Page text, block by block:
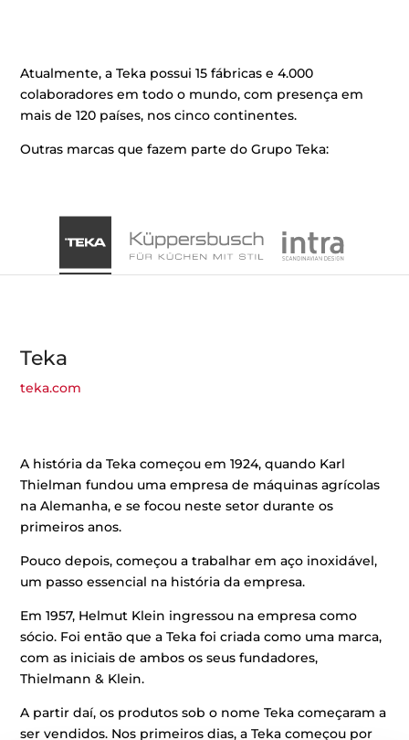
Atualmente, a Teka possui 15 fábricas e 4.000
colaboradores em todo o mundo, com presença em
mais de 120 países, nos cinco continentes.
Outras marcas que fazem parte do Grupo Teka:
Teka
teka.com
A história da Teka começou em 1924, quando Karl
Thielman fundou uma empresa de máquinas agrícolas
na Alemanha, e se focou neste setor durante os
primeiros anos.
Pouco depois, começou a trabalhar em aço inoxidável,
um passo essencial na história da empresa.
Em 1957, Helmut Klein ingressou na empresa como
sócio. Foi então que a Teka foi criada como uma marca,
com as iniciais de ambos os seus fundadores,
Thielmann & Klein.
A partir daí, os produtos sob o nome Teka começaram a
ser vendidos. Nos primeiros dias, a Teka começou por